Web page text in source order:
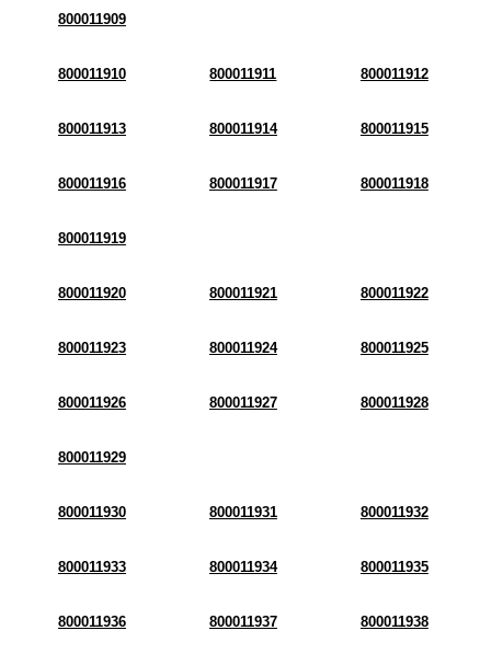
800011909
800011910 800011911 800011912
800011913 800011914 800011915
800011916 800011917 800011918
800011919
800011920 800011921 800011922
800011923 800011924 800011925
800011926 800011927 800011928
800011929
800011930 800011931 800011932
800011933 800011934 800011935
800011936 800011937 800011938